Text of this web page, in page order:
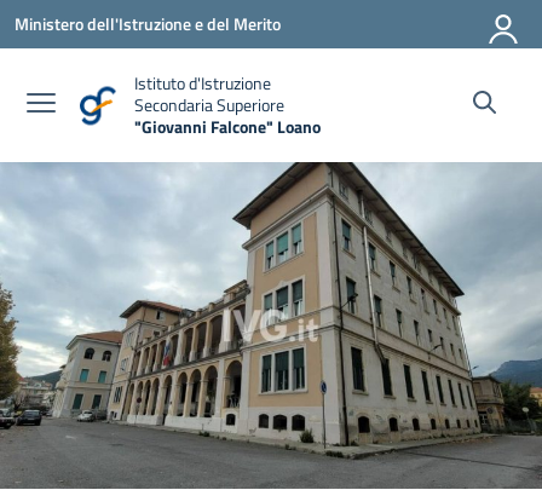
Vai ai contenuti
Vai al menu di navigazione
Vai al footer
Ministero dell'Istruzione e del Merito
Istituto d'Istruzione
Secondaria Superiore
"Giovanni Falcone" Loano